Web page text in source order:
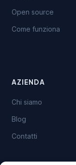
Open source
Come funziona
AZIENDA
Chi siamo
Blog
Contatti